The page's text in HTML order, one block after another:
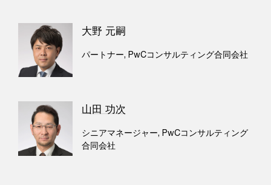
大野 元嗣
パートナー, PwCコンサルティング合同会社
山田 功次
シニアマネージャー, PwCコンサルティング
合同会社